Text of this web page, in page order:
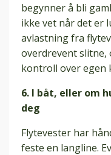
begynner å bli
ikke vet når det er
avlastning fra
overdrevent slitne,
kontroll over egen
6. I båt, eller om
deg
Flytevester har
feste en langline.